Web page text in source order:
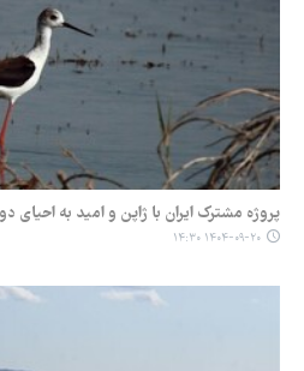
پروژه مشترک ایران با ژاپن و امید به احیای
۱۴۰۴-۰۹-۲۰ ۱۴:۳۰